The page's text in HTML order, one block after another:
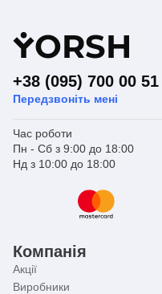
вимагають великих
YORSH
+38 (095) 700 00 51
Передзвоніть мені
Час роботи
Пн - Сб з 9:00 до 18:00
Нд з 10:00 до 18:00
Компанія
Акції
Виробники